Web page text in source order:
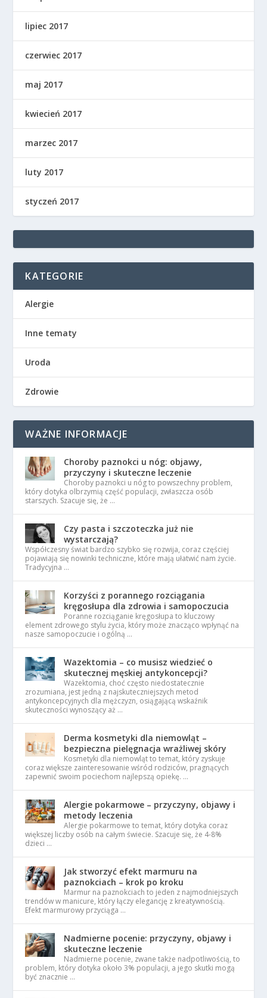
lipiec 2017
czerwiec 2017
maj 2017
kwiecień 2017
marzec 2017
luty 2017
styczeń 2017
KATEGORIE
Alergie
Inne tematy
Uroda
Zdrowie
WAŻNE INFORMACJE
Choroby paznokci u nóg: objawy,
przyczyny i skuteczne leczenie
Choroby paznokci u nóg to powszechny problem,
który dotyka olbrzymią część populacji, zwłaszcza osób
starszych. Szacuje się, że …
Czy pasta i szczoteczka już nie
wystarczają?
Współczesny świat bardzo szybko się rozwija, coraz częściej
pojawiają się nowinki techniczne, które mają ułatwić nam życie.
Tradycyjna …
Korzyści z porannego rozciągania
kręgosłupa dla zdrowia i samopoczucia
Poranne rozciąganie kręgosłupa to kluczowy
element zdrowego stylu życia, który może znacząco wpłynąć na
nasze samopoczucie i ogólną …
Wazektomia – co musisz wiedzieć o
skutecznej męskiej antykoncepcji?
Wazektomia, choć często niedostatecznie
zrozumiana, jest jedną z najskuteczniejszych metod
antykoncepcyjnych dla mężczyzn, osiągającą wskaźnik
skuteczności wynoszący aż …
Derma kosmetyki dla niemowląt –
bezpieczna pielęgnacja wrażliwej skóry
Kosmetyki dla niemowląt to temat, który zyskuje
coraz większe zainteresowanie wśród rodziców, pragnących
zapewnić swoim pociechom najlepszą opiekę. …
Alergie pokarmowe – przyczyny, objawy i
metody leczenia
Alergie pokarmowe to temat, który dotyka coraz
większej liczby osób na całym świecie. Szacuje się, że 4-8%
dzieci …
Jak stworzyć efekt marmuru na
paznokciach – krok po kroku
Marmur na paznokciach to jeden z najmodniejszych
trendów w manicure, który łączy elegancję z kreatywnością.
Efekt marmurowy przyciąga …
Nadmierne pocenie: przyczyny, objawy i
skuteczne leczenie
Nadmierne pocenie, zwane także nadpotliwością, to
problem, który dotyka około 3% populacji, a jego skutki mogą
być znacznie …